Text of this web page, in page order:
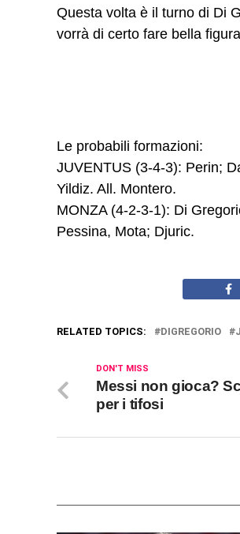
Questa volta è il turno di Di
vorrà di certo fare bella
Le probabili formazioni:
JUVENTUS (3-4-3): Perin;
Yildiz. All. Montero.
MONZA (4-2-3-1): Di
Pessina, Mota; Djuric.
RELATED TOPICS: DIGREGORIO
DON'T MISS
Messi non gioca?
per i tifosi